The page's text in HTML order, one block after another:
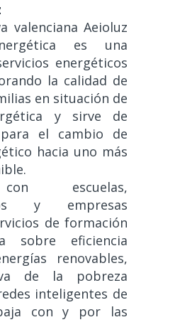
valenciana Aeioluz
es una
energéticos
la calidad de
en situación de
y sirve de
el cambio de
hacia uno más
escuelas,
y empresas
de formación
sobre eficiencia
renovables,
de la pobreza
inteligentes de
con y por las